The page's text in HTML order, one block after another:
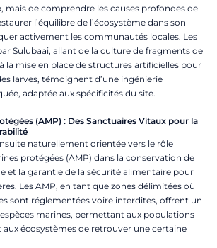
mais de comprendre les causes profondes de
l’équilibre de l’écosystème dans son
activement les communautés locales. Les
Sulubaai, allant de la culture de fragments de
la mise en place de structures artificielles pour
larves, témoignent d’une ingénierie
adaptée aux spécificités du site.
(AMP) : Des Sanctuaires Vitaux pour la
naturellement orientée vers le rôle
protégées (AMP) dans la conservation de
et la garantie de la sécurité alimentaire pour
Les AMP, en tant que zones délimitées où
sont réglementées voire interdites, offrent un
marines, permettant aux populations
écosystèmes de retrouver une certaine